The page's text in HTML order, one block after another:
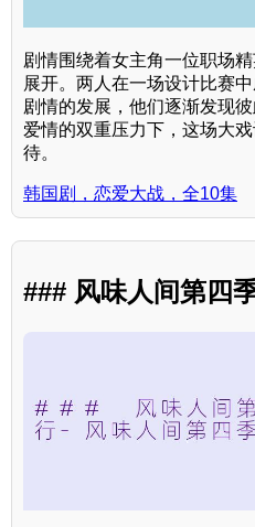
剧情围绕着女主角一位职场
展开。两人在一场设计比赛
剧情的发展，他们逐渐发现
爱情的双重压力下，这场大
待。
韩国剧，恋爱大战，全10集
### 风味人间第四